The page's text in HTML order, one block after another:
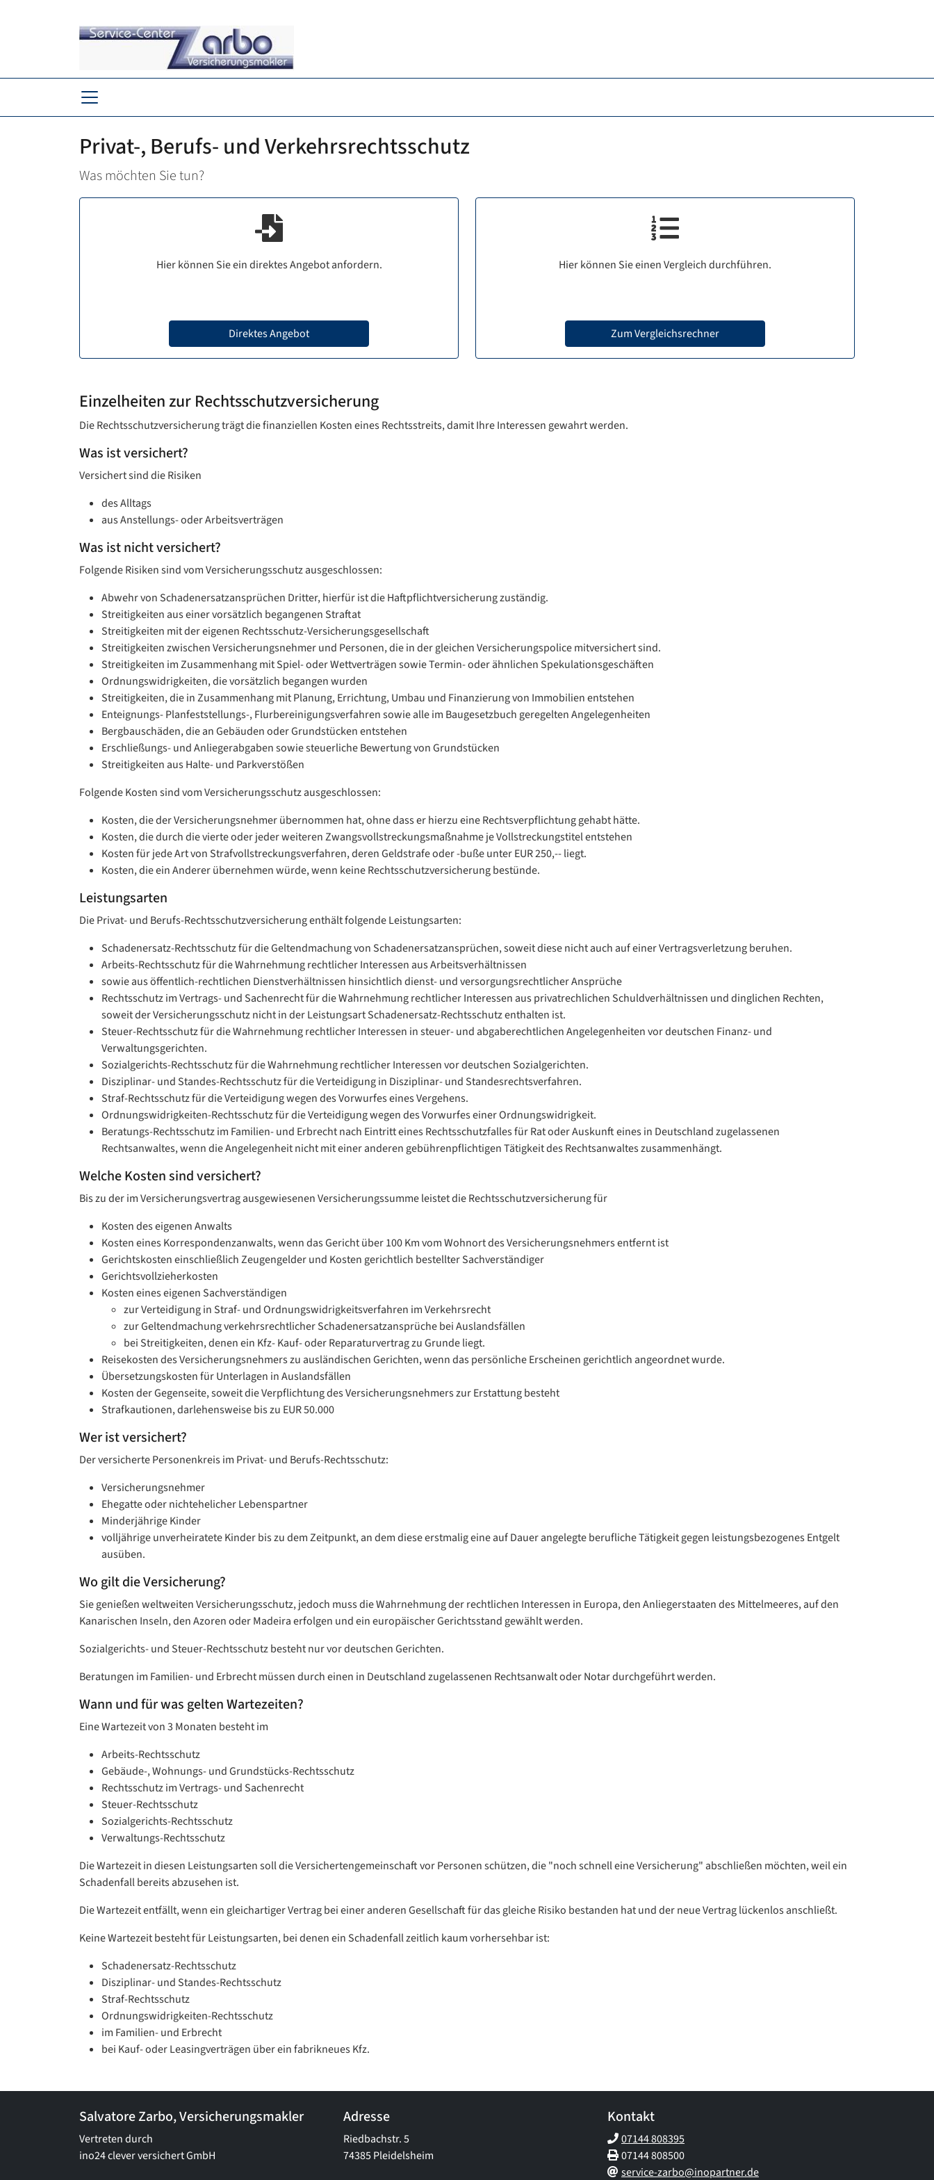
Privat-, Berufs- und Verkehrsrechtsschutz
Was möchten Sie tun?
Hier können Sie ein direktes Angebot anfordern.
Direktes Angebot
Hier können Sie einen Vergleich durchführen.
Zum Vergleichsrechner
Einzelheiten zur Rechtsschutzversicherung
Die Rechtsschutzversicherung trägt die finanziellen Kosten eines Rechtsstreits, damit Ihre Interessen gewahrt werden.
Was ist versichert?
Versichert sind die Risiken
des Alltags
aus Anstellungs- oder Arbeitsverträgen
Was ist nicht versichert?
Folgende Risiken sind vom Versicherungsschutz ausgeschlossen:
Abwehr von Schadenersatzansprüchen Dritter, hierfür ist die Haftpflichtversicherung zuständig.
Streitigkeiten aus einer vorsätzlich begangenen Straftat
Streitigkeiten mit der eigenen Rechtsschutz-Versicherungsgesellschaft
Streitigkeiten zwischen Versicherungsnehmer und Personen, die in der gleichen Versicherungspolice mitversichert sind.
Streitigkeiten im Zusammenhang mit Spiel- oder Wettverträgen sowie Termin- oder ähnlichen Spekulationsgeschäften
Ordnungswidrigkeiten, die vorsätzlich begangen wurden
Streitigkeiten, die in Zusammenhang mit Planung, Errichtung, Umbau und Finanzierung von Immobilien entstehen
Enteignungs- Planfeststellungs-, Flurbereinigungsverfahren sowie alle im Baugesetzbuch geregelten Angelegenheiten
Bergbauschäden, die an Gebäuden oder Grundstücken entstehen
Erschließungs- und Anliegerabgaben sowie steuerliche Bewertung von Grundstücken
Streitigkeiten aus Halte- und Parkverstößen
Folgende Kosten sind vom Versicherungsschutz ausgeschlossen:
Kosten, die der Versicherungsnehmer übernommen hat, ohne dass er hierzu eine Rechtsverpflichtung gehabt hätte.
Kosten, die durch die vierte oder jeder weiteren Zwangsvollstreckungsmaßnahme je Vollstreckungstitel entstehen
Kosten für jede Art von Strafvollstreckungsverfahren, deren Geldstrafe oder -buße unter EUR 250,-- liegt.
Kosten, die ein Anderer übernehmen würde, wenn keine Rechtsschutzversicherung bestünde.
Leistungsarten
Die Privat- und Berufs-Rechtsschutzversicherung enthält folgende Leistungsarten:
Schadenersatz-Rechtsschutz für die Geltendmachung von Schadenersatzansprüchen, soweit diese nicht auch auf einer Vertragsverletzung beruhen.
Arbeits-Rechtsschutz für die Wahrnehmung rechtlicher Interessen aus Arbeitsverhältnissen
sowie aus öffentlich-rechtlichen Dienstverhältnissen hinsichtlich dienst- und versorgungsrechtlicher Ansprüche
Rechtsschutz im Vertrags- und Sachenrecht für die Wahrnehmung rechtlicher Interessen aus privatrechlichen Schuldverhältnissen und dinglichen Rechten,
soweit der Versicherungsschutz nicht in der Leistungsart Schadenersatz-Rechtsschutz enthalten ist.
Steuer-Rechtsschutz für die Wahrnehmung rechtlicher Interessen in steuer- und abgaberechtlichen Angelegenheiten vor deutschen Finanz- und
Verwaltungsgerichten.
Sozialgerichts-Rechtsschutz für die Wahrnehmung rechtlicher Interessen vor deutschen Sozialgerichten.
Disziplinar- und Standes-Rechtsschutz für die Verteidigung in Disziplinar- und Standesrechtsverfahren.
Straf-Rechtsschutz für die Verteidigung wegen des Vorwurfes eines Vergehens.
Ordnungswidrigkeiten-Rechtsschutz für die Verteidigung wegen des Vorwurfes einer Ordnungswidrigkeit.
Beratungs-Rechtsschutz im Familien- und Erbrecht nach Eintritt eines Rechtsschutzfalles für Rat oder Auskunft eines in Deutschland zugelassenen
Rechtsanwaltes, wenn die Angelegenheit nicht mit einer anderen gebührenpflichtigen Tätigkeit des Rechtsanwaltes zusammenhängt.
Welche Kosten sind versichert?
Bis zu der im Versicherungsvertrag ausgewiesenen Versicherungssumme leistet die Rechtsschutzversicherung für
Kosten des eigenen Anwalts
Kosten eines Korrespondenzanwalts, wenn das Gericht über 100 Km vom Wohnort des Versicherungsnehmers entfernt ist
Gerichtskosten einschließlich Zeugengelder und Kosten gerichtlich bestellter Sachverständiger
Gerichtsvollzieherkosten
Kosten eines eigenen Sachverständigen
zur Verteidigung in Straf- und Ordnungswidrigkeitsverfahren im Verkehrsrecht
zur Geltendmachung verkehrsrechtlicher Schadenersatzansprüche bei Auslandsfällen
bei Streitigkeiten, denen ein Kfz- Kauf- oder Reparaturvertrag zu Grunde liegt.
Reisekosten des Versicherungsnehmers zu ausländischen Gerichten, wenn das persönliche Erscheinen gerichtlich angeordnet wurde.
Übersetzungskosten für Unterlagen in Auslandsfällen
Kosten der Gegenseite, soweit die Verpflichtung des Versicherungsnehmers zur Erstattung besteht
Strafkautionen, darlehensweise bis zu EUR 50.000
Wer ist versichert?
Der versicherte Personenkreis im Privat- und Berufs-Rechtsschutz:
Versicherungsnehmer
Ehegatte oder nichtehelicher Lebenspartner
Minderjährige Kinder
volljährige unverheiratete Kinder bis zu dem Zeitpunkt, an dem diese erstmalig eine auf Dauer angelegte berufliche Tätigkeit gegen leistungsbezogenes Entgelt
ausüben.
Wo gilt die Versicherung?
Sie genießen weltweiten Versicherungsschutz, jedoch muss die Wahrnehmung der rechtlichen Interessen in Europa, den Anliegerstaaten des Mittelmeeres, auf den
Kanarischen Inseln, den Azoren oder Madeira erfolgen und ein europäischer Gerichtsstand gewählt werden.
Sozialgerichts- und Steuer-Rechtsschutz besteht nur vor deutschen Gerichten.
Beratungen im Familien- und Erbrecht müssen durch einen in Deutschland zugelassenen Rechtsanwalt oder Notar durchgeführt werden.
Wann und für was gelten Wartezeiten?
Eine Wartezeit von 3 Monaten besteht im
Arbeits-Rechtsschutz
Gebäude-, Wohnungs- und Grundstücks-Rechtsschutz
Rechtsschutz im Vertrags- und Sachenrecht
Steuer-Rechtsschutz
Sozialgerichts-Rechtsschutz
Verwaltungs-Rechtsschutz
Die Wartezeit in diesen Leistungsarten soll die Versichertengemeinschaft vor Personen schützen, die "noch schnell eine Versicherung" abschließen möchten, weil ein
Schadenfall bereits abzusehen ist.
Die Wartezeit entfällt, wenn ein gleichartiger Vertrag bei einer anderen Gesellschaft für das gleiche Risiko bestanden hat und der neue Vertrag lückenlos anschließt.
Keine Wartezeit besteht für Leistungsarten, bei denen ein Schadenfall zeitlich kaum vorhersehbar ist:
Schadenersatz-Rechtsschutz
Disziplinar- und Standes-Rechtsschutz
Straf-Rechtsschutz
Ordnungswidrigkeiten-Rechtsschutz
im Familien- und Erbrecht
bei Kauf- oder Leasingverträgen über ein fabrikneues Kfz.
Salvatore Zarbo, Versicherungsmakler
Vertreten durch
ino24 clever versichert GmbH
Adresse
Riedbachstr. 5
74385 Pleidelsheim
Kontakt
07144 808395
07144 808500
service-zarbo@inopartner.de